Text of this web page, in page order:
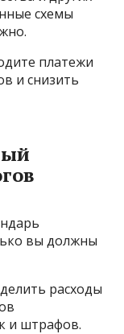
схемы
платежи
и снизить
вы должны
расходы
и штрафов.